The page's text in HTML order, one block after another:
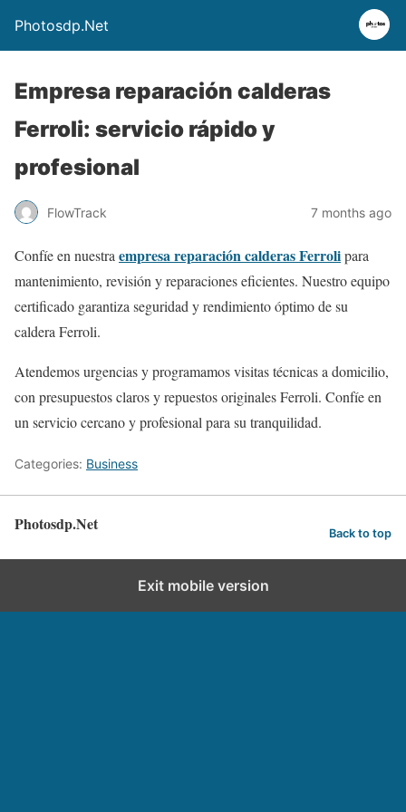
Photosdp.Net
Empresa reparación calderas
Ferroli: servicio rápido y
profesional
FlowTrack 7 months ago
Confíe en nuestra empresa reparación calderas Ferrolipara
mantenimiento, revisión y reparaciones eficientes. Nuestro equipo
certificado garantiza seguridad y rendimiento óptimo de su
caldera Ferroli.
Atendemos urgencias y programamos visitas técnicas a domicilio,
con presupuestos claros y repuestos originales Ferroli. Confíe en
un servicio cercano y profesional para su tranquilidad.
Categories: Business
Photosdp.Net Back to top
Exit mobile version